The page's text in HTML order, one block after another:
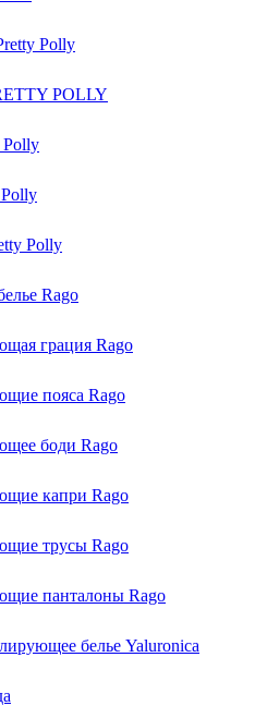
Polly
POLLY
Polly
Polly
Rago
грация Rago
пояса Rago
боди Rago
капри Rago
трусы Rago
панталоны Rago
белье Yaluroniсa